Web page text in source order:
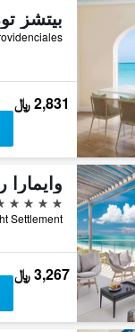
2,831 ﷼
5 نجوم
3,267 ﷼